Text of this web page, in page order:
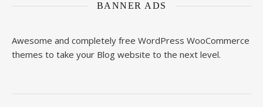
BANNER ADS
Awesome and completely free WordPress WooCommerce
themes to take your Blog website to the next level.